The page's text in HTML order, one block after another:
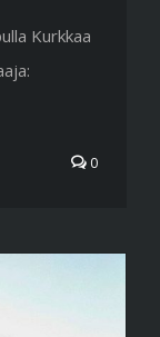
Kurkkaa
0